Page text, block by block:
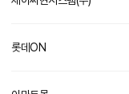
이
롯데ON